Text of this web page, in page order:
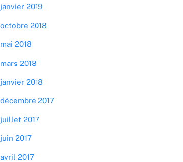
janvier 2019
octobre 2018
mai 2018
mars 2018
janvier 2018
décembre 2017
juillet 2017
juin 2017
avril 2017